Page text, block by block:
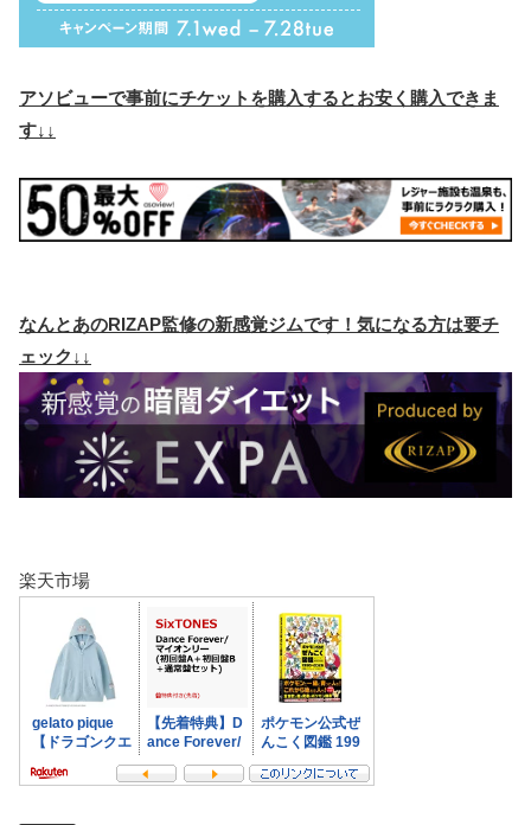
アソビューで事前にチケットを購入するとお安く購入できま
す↓↓
なんとあのRIZAP監修の新感覚ジムです！気になる方は要チ
ェック↓↓
楽天市場